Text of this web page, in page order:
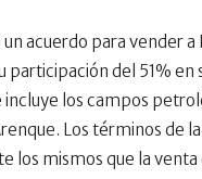
acuerdo para vender a
participación del 51% en
incluye los campos
Los términos de
los mismos que la venta